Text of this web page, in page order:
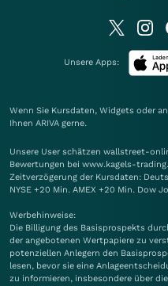
Unsere Apps:
Wenn Sie Kursdaten, Widgets oder
Ihnen ARIVA gerne.
Unsere User schätzen wallstreet-
Bewertungen bei www.kagels-
Zeitverzögerung der Kursdaten:
NYSE +20 Min. AMEX +20 Min. Dow
Werbehinweise:
Die Billigung des Basisprospekts
der angebotenen Wertpapiere zu
potenziellen Anlegern den
lesen, bevor sie eine
zu informieren, insbesondere über